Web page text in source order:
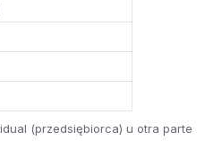
(przedsiębiorca) u otra parte